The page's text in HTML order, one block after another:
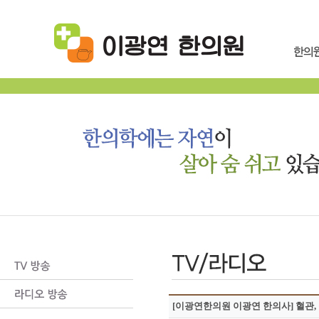
[이광연한의원 이광연 한의사] 혈관